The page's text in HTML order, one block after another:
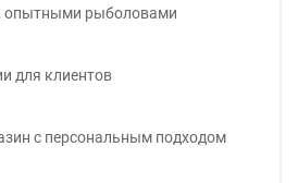
опытными рыболовами
для клиентов
с персональным подходом